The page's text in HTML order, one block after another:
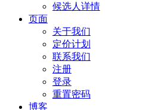
候选人详情
页面
关于我们
定价计划
联系我们
注册
登录
重置密码
博客